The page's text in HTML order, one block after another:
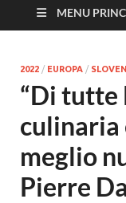
MENU
2022 / EUROPA /
“Di tutte
culinaria
meglio
Pierre